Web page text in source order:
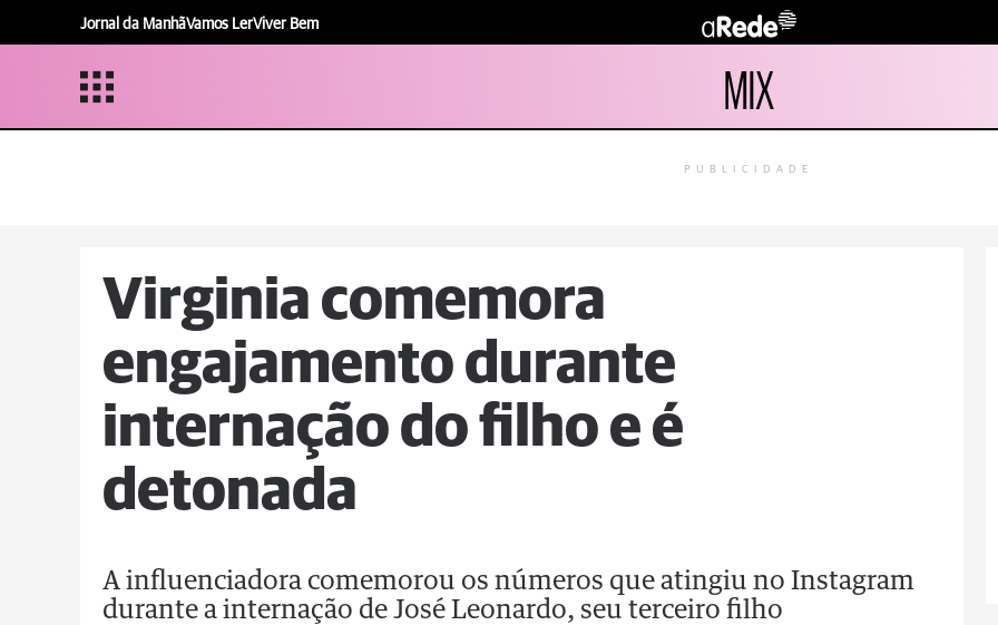
Jornal da ManhãVamos LerViver Bem
MIX
PUBLICIDADE
Virginia comemora
engajamento durante
internação do filho e é
detonada
A influenciadora comemorou os números que atingiu no Instagram
durante a internação de José Leonardo, seu terceiro filho